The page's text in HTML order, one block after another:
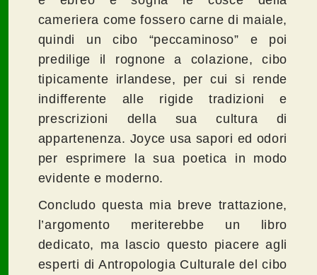
cameriera come fossero carne di maiale,
quindi un cibo “peccaminoso” e poi
predilige il rognone a colazione, cibo
tipicamente irlandese, per cui si rende
indifferente alle rigide tradizioni e
prescrizioni della sua cultura di
appartenenza. Joyce usa sapori ed odori
per esprimere la sua poetica in modo
evidente e moderno.
Concludo questa mia breve trattazione,
l’argomento meriterebbe un libro
dedicato, ma lascio questo piacere agli
esperti di Antropologia Culturale del cibo